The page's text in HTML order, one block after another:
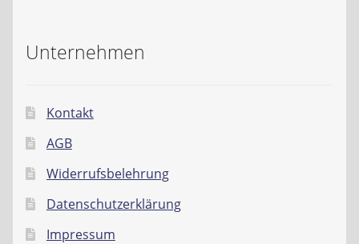
Unternehmen
Kontakt
AGB
Widerrufsbelehrung
Datenschutzerklärung
Impressum